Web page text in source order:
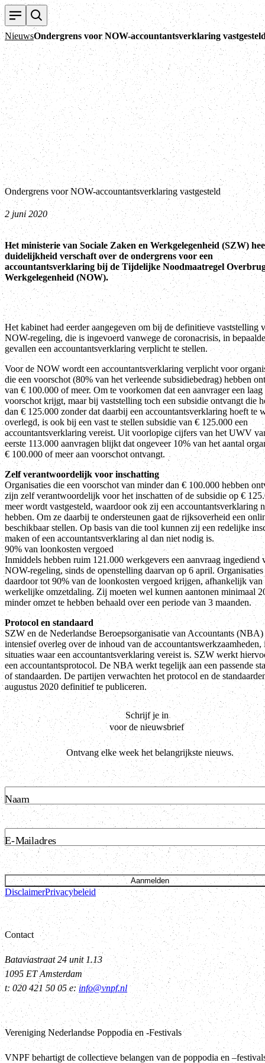
NieuwsOndergrens voor NOW-accountantsverklaring
Ondergrens voor NOW-accountantsverklaring vastgesteld
2 juni 2020
Het ministerie van Sociale Zaken en Werkgelegenheid (SZW)
duidelijkheid verschaft over de ondergrens voor een
accountantsverklaring bij de Tijdelijke Noodmaatregel
Werkgelegenheid (NOW).
Het kabinet had eerder aangegeven om bij de definitieve vaststelling
NOW-regeling, die is ingevoerd vanwege de coronacrisis, in bepaalde
gevallen een accountantsverklaring verplicht te stellen.
Voor de NOW wordt een accountantsverklaring verplicht voor
die een voorschot (80% van het verleende subsidiebedrag) hebben
van € 100.000 of meer. Om te voorkomen dat een aanvrager een laag
voorschot krijgt, maar bij vaststelling toch een subsidie ontvangt die
dan € 125.000 zonder dat daarbij een accountantsverklaring hoeft te
overlegd, is ook bij een vast te stellen subsidie van € 125.000 een
accountantsverklaring vereist. Uit voorlopige cijfers van het UWV
eerste 113.000 aanvragen blijkt dat ongeveer 10% van het aantal
€ 100.000 of meer aan voorschot ontvangt.
Zelf verantwoordelijk voor inschatting
Organisaties die een voorschot van minder dan € 100.000 hebben
zijn zelf verantwoordelijk voor het inschatten of de subsidie op €
meer wordt vastgesteld, waardoor ook zij een accountantsverklaring
hebben. Om ze daarbij te ondersteunen gaat de rijksoverheid een
beschikbaar stellen. Op basis van die tool kunnen zij een redelijke
maken of een accountantsverklaring al dan niet nodig is.
90% van loonkosten vergoed
Inmiddels hebben ruim 121.000 werkgevers een aanvraag ingediend
NOW-regeling, sinds de openstelling daarvan op 6 april.
daardoor tot 90% van de loonkosten vergoed krijgen, afhankelijk van
werkelijke omzetdaling. Zij moeten wel kunnen aantonen minimaal
minder omzet te hebben behaald over een periode van 3 maanden.
Protocol en standaard
SZW en de Nederlandse Beroepsorganisatie van Accountants
intensief overleg over de inhoud van de accountantswerkzaamheden,
situaties waar een accountantsverklaring vereist is. SZW werkt
een accountantsprotocol. De NBA werkt tegelijk aan een passende
of standaarden. De partijen verwachten het protocol en de
augustus 2020 definitief te publiceren.
Schrijf je in
voor de nieuwsbrief
Ontvang elke week het belangrijkste nieuws.
Naam
E-Mailadres
Aanmelden
DisclaimerPrivacybeleid
Contact
Bataviastraat 24 unit 1.13
1095 ET Amsterdam
t: 020 421 50 05 e:info@vnpf.nl
Vereniging Nederlandse Poppodia en -Festivals
VNPF behartigt de collectieve belangen van de poppodia en